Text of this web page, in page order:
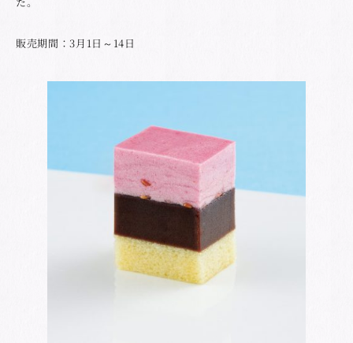
販売期間：3月1日～14日